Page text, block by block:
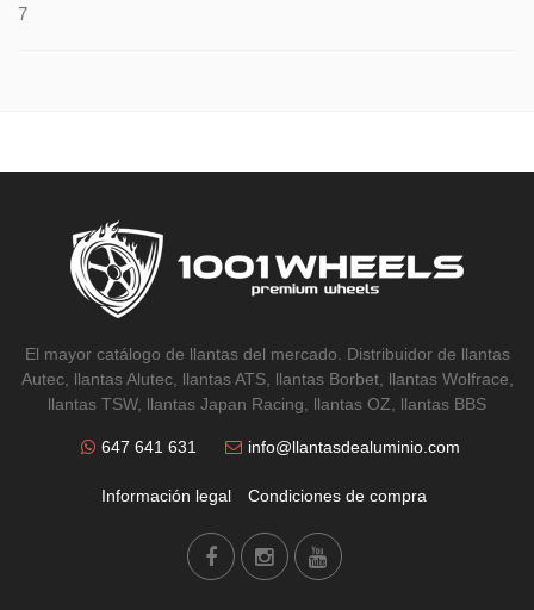
7
El mayor catálogo de llantas del mercado. Distribuidor de llantas
Autec, llantas Alutec, llantas ATS, llantas Borbet, llantas Wolfrace,
llantas TSW, llantas Japan Racing, llantas OZ, llantas BBS
647 641 631 info@llantasdealuminio.com
Información legal Condiciones de compra